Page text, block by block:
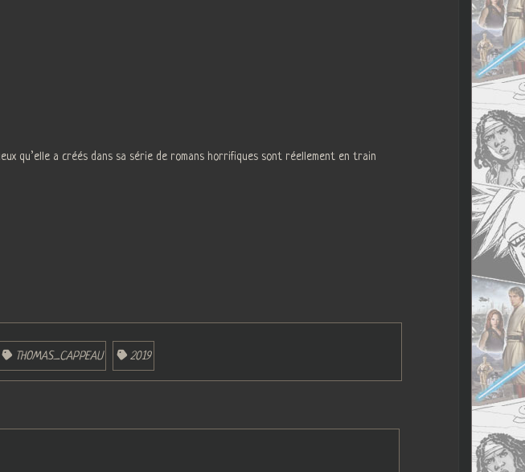
qu’elle a créés dans sa série de romans horrifiques sont réellement en train
THOMAS_CAPPEAU 2019